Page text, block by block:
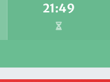
21:49